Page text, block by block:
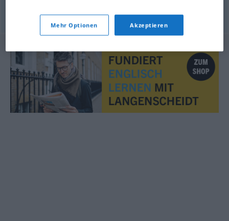
© Princeton University
Mehr Optionen Akzeptieren